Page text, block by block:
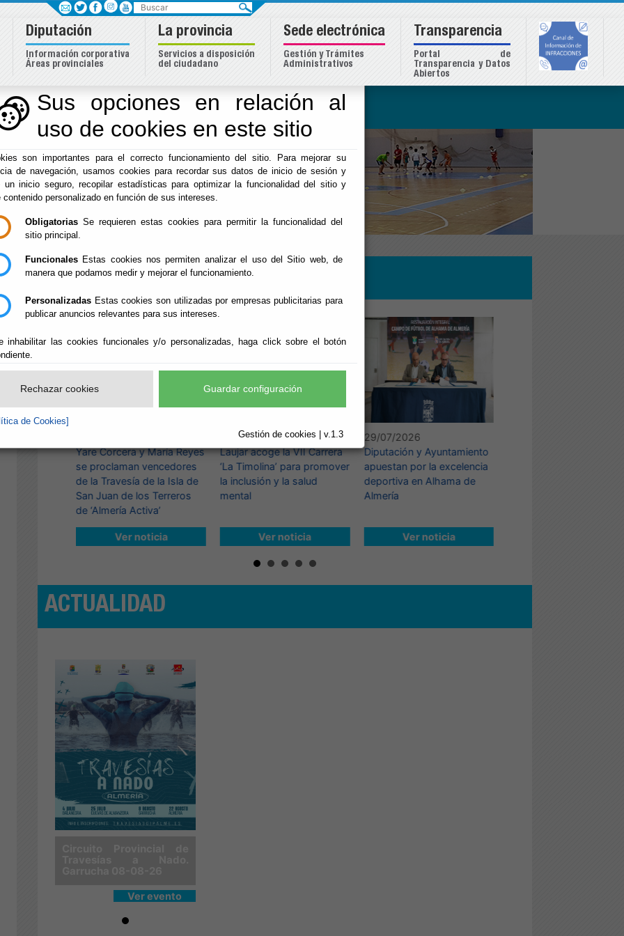
Sus opciones en relación al
uso de cookies en este sitio
son importantes para el correcto funcionamiento del sitio. Para mejorar su
de navegación, usamos cookies para recordar sus datos de inicio de sesión y
un inicio seguro, recopilar estadísticas para optimizar la funcionalidad del sitio y
contenido personalizado en función de sus intereses.
Obligatorias Se requieren estas cookies para permitir la funcionalidad del
sitio principal.
Funcionales Estas cookies nos permiten analizar el uso del Sitio web, de
manera que podamos medir y mejorar el funcionamiento.
Personalizadas Estas cookies son utilizadas por empresas publicitarias para
publicar anuncios relevantes para sus intereses.
inhabilitar las cookies funcionales y/o personalizadas, haga click sobre el botón
Rechazar cookies Guardar configuración
de Cookies]
Gestión de cookies | v.1.3
NOTICIAS
renovará
Yare Corcera y María Reyes
se proclaman vencedores
de la Travesía de la Isla de
San Juan de los Terreros
de ‘Almería Activa’
Ver noticia
2/08/2026
Laujar acoge la VII Carrera
‘La Timolina’ para promover
la inclusión y la salud
mental
Ver noticia
29/07/2026
Diputación y Ayuntamiento
apuestan por la excelencia
deportiva en Alhama de
Almería
Ver noticia
ACTUALIDAD
Ver evento
Buscar
Diputación
Información corporativa
Áreas provinciales
La provincia
Servicios a disposición
del ciudadano
Sede electrónica
Gestión y Trámites
Administrativos
Transparencia
Portal de
Transparencia y Datos
Abiertos